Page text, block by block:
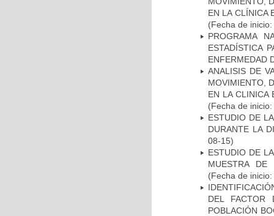
EN LA CLÍNICA
(Fecha de
PROGRAMA
ESTADÍSTICA
ENFERMEDAD
ANALISIS DE
MOVIMIENTO,
EN LA CLINICA
(Fecha de
ESTUDIO DE
DURANTE LA
08-15)
ESTUDIO DE
MUESTRA DE
(Fecha de
DEL FACTOR
POBLACIÓN